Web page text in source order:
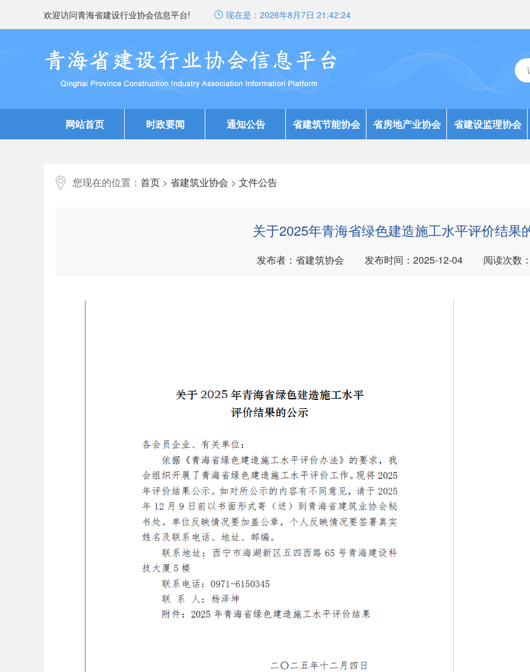
欢迎访问青海省建设行业协会信息平台! 现在是： 2026年8月7日 21:42:25
网站首页 时政要闻 通知公告 省建筑节能协会 省房地产业协会 省建设监理协会
您现在的位置： 首页 > 省建筑业协会 > 文件公告
关于2025年青海省绿色建造施工水平评价结果
发布者：省建筑协会 发布时间：2025-12-04 阅读次数：